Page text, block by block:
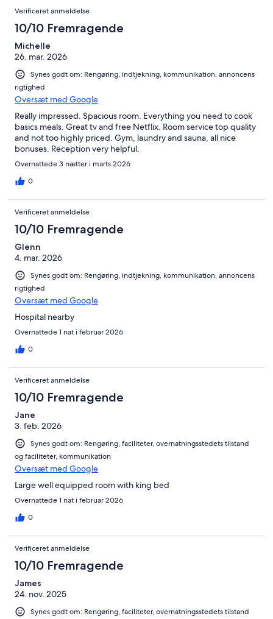
Verificeret anmeldelse
10/10 Fremragende
Michelle
26. mar. 2026
Synes godt om: Rengøring, indtjekning, kommunikation, annoncens
rigtighed
Oversæt med Google
Really impressed. Spacious room. Everything you need to cook
basics meals. Great tv and free Netflix. Room service top quality
and not too highly priced. Gym, laundry and sauna, all nice
bonuses. Reception very helpful.
Overnattede 3 nætter i marts 2026
0
Verificeret anmeldelse
10/10 Fremragende
Glenn
4. mar. 2026
Synes godt om: Rengøring, indtjekning, kommunikation, annoncens
rigtighed
Oversæt med Google
Hospital nearby
Overnattede 1 nat i februar 2026
0
Verificeret anmeldelse
10/10 Fremragende
Jane
3. feb. 2026
Synes godt om: Rengøring, faciliteter, overnatningsstedets tilstand
og faciliteter, kommunikation
Oversæt med Google
Large well equipped room with king bed
Overnattede 1 nat i februar 2026
0
Verificeret anmeldelse
10/10 Fremragende
James
24. nov. 2025
Synes godt om: Rengøring, faciliteter, overnatningsstedets tilstand